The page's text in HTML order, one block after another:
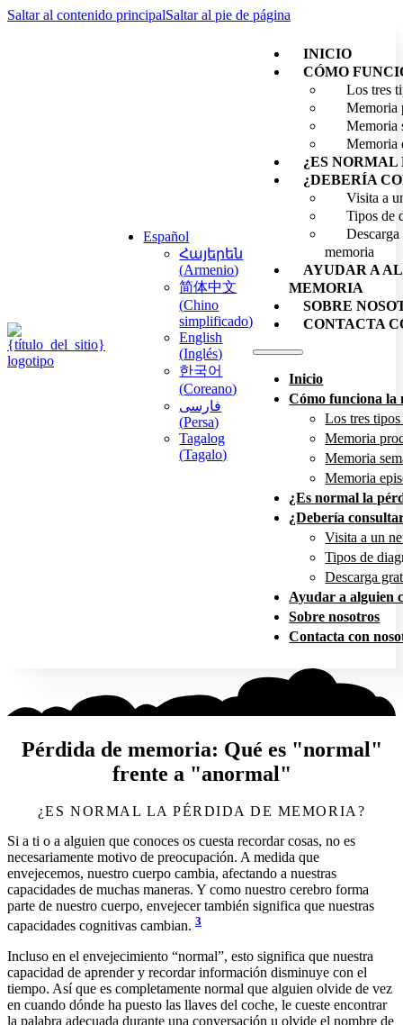
Saltar al contenido principalSaltar al pie de página
Español
Հայերեն
(Armenio)
简体中文
(Chino
simplificado)
English
(Inglés)
한국어
(Coreano)
فارسی
(Persa)
Tagalog
(Tagalo)
INICIO
CÓMO
Los tres
Memoria
Memoria
Memoria
¿ES
¿DEBERÍA
Visita a
Tipos de
memoria
AYUDAR A
MEMORIA
SOBRE
CONTACTA
Inicio
Cómo funciona la
Los tres
Memoria
Memoria
Memoria
¿Es normal la
¿Debería
Visita a un
Tipos de
Descarga
Ayudar a alguien
Sobre nosotros
Contacta con
Pérdida de memoria: Qué es "normal"
frente a "anormal"
¿ES NORMAL LA PÉRDIDA DE MEMORIA?
Si a ti o a alguien que conoces os cuesta recordar cosas, no es
necesariamente motivo de preocupación. A medida que
envejecemos, nuestro cuerpo cambia, afectando a nuestras
capacidades de muchas maneras. Y como nuestro cerebro forma
parte de nuestro cuerpo, envejecer también significa que nuestras
capacidades cognitivas cambian. 3
Incluso en el envejecimiento “normal”, esto significa que nuestra
capacidad de aprender y recordar información disminuye con el
tiempo. Así que es completamente normal que alguien olvide de vez
en cuando dónde ha puesto las llaves del coche, le cueste encontrar
la palabra adecuada durante una conversación u olvide el nombre de